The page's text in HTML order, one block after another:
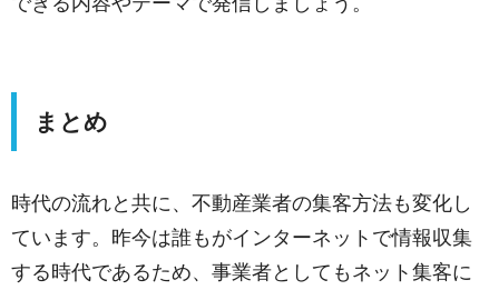
まとめ
時代の流れと共に、不動産業者の集客方法も変化し
ています。昨今は誰もがインターネットで情報収集
する時代であるため、事業者としてもネット集客に